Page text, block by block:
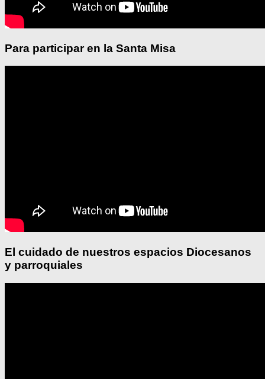
Para participar en la Santa Misa
El cuidado de nuestros espacios Diocesanos
y parroquiales